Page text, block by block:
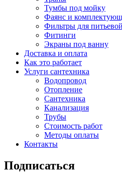
Тумбы под мойку
Фаянс и
Фильтры для
Фитинги
Экраны под ванну
Доставка и оплата
Как это работает
Услуги сантехника
Водопровод
Отопление
Сантехника
Канализация
Трубы
Стоимость работ
Методы оплаты
Контакты
Подписаться